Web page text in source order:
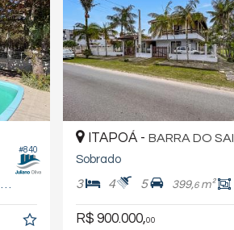
#840
ITAPOÁ - BARRA DO SAI
Sobrado
3 4 5 399,6m²
R$ 900.000,00